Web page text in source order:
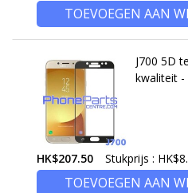
TOEVOEGEN AAN
J700 5D
kwaliteit -
HK$207.50 Stukprijs :
TOEVOEGEN AAN